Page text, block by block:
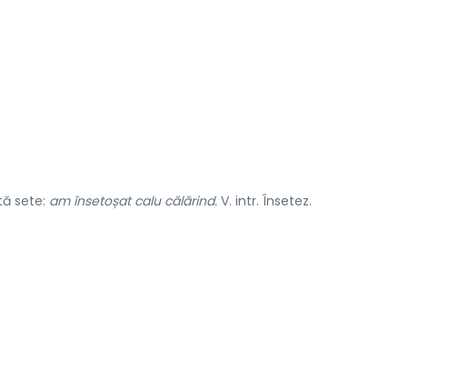
sete: am însetoșat calu călărind. V. intr. Însetez.